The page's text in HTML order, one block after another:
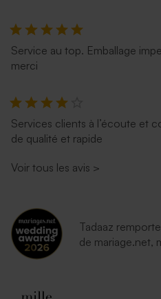
Service au top. Emballage
merci
Services clients à l’écoute et
de qualité et rapide
Voir tous les avis >
Tadaaz
de mariage.net,